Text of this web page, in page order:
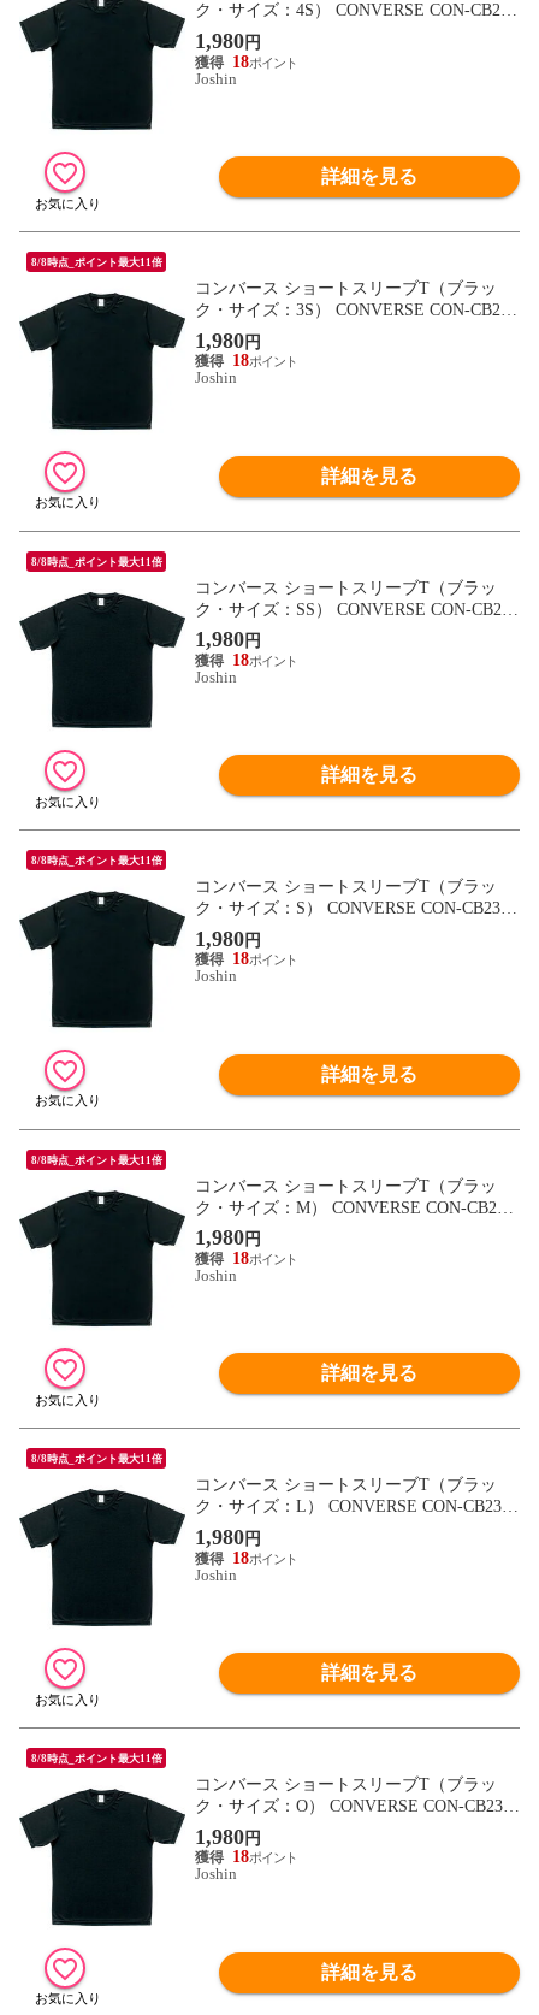
ク・サイズ：4S） CONVERSE CON-CB231
323-1900-4S 【返品種別A】
1,980円
18
Joshin
詳細を見る
8/8時点_ポイント最大11倍
コンバース ショートスリーブT（ブラッ
ク・サイズ：3S） CONVERSE CON-CB231
323-1900-3S 【返品種別A】
1,980円
18
Joshin
詳細を見る
8/8時点_ポイント最大11倍
コンバース ショートスリーブT（ブラッ
ク・サイズ：SS） CONVERSE CON-CB231
323-1900-SS 【返品種別A】
1,980円
18
Joshin
詳細を見る
8/8時点_ポイント最大11倍
コンバース ショートスリーブT（ブラッ
ク・サイズ：S） CONVERSE CON-CB2313
23-1900-S 【返品種別A】
1,980円
18
Joshin
詳細を見る
8/8時点_ポイント最大11倍
コンバース ショートスリーブT（ブラッ
ク・サイズ：M） CONVERSE CON-CB231
323-1900-M 【返品種別A】
1,980円
18
Joshin
詳細を見る
8/8時点_ポイント最大11倍
コンバース ショートスリーブT（ブラッ
ク・サイズ：L） CONVERSE CON-CB2313
23-1900-L 【返品種別A】
1,980円
18
Joshin
詳細を見る
8/8時点_ポイント最大11倍
コンバース ショートスリーブT（ブラッ
ク・サイズ：O） CONVERSE CON-CB2313
23-1900-O 【返品種別A】
1,980円
18
Joshin
詳細を見る